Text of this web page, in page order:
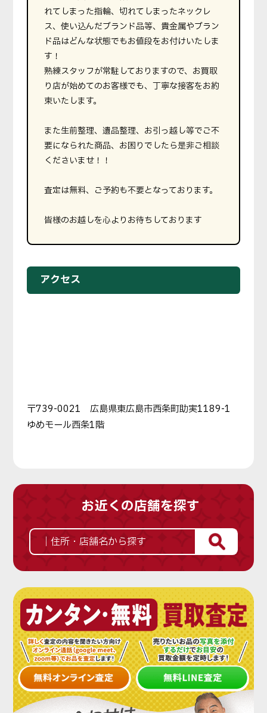
れてしまった指輪、切れてしまったネックレ
ス、使い込んだブランド品等、貴金属やブラン
ド品はどんな状態でもお値段をお付けいたしま
す！
熟練スタッフが常駐しておりますので、お買取
り店が始めてのお客様でも、丁寧な接客をお約
束いたします。
また生前整理、遺品整理、お引っ越し等でご不
要になられた商品、お困りでしたら是非ご相談
くださいませ！！
査定は無料、ご予約も不要となっております。
皆様のお越しを心よりお待ちしております
アクセス
〒739-0021 広島県東広島市西条町助実1189-1
ゆめモール西条1階
お近くの店舗を探す